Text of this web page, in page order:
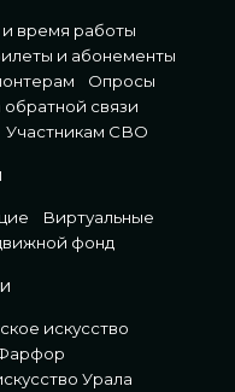
время работы
и абонементы
Опросы
связи
Участникам СВО
Виртуальные
фонд
искусство
Урала